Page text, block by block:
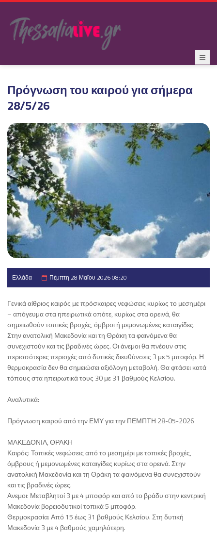
Πρόγνωση του καιρού για σήμερα
28/5/26
Ελλάδα Πέμπτη 28 Μαΐου 2026 08:20
Γενικά αίθριος καιρός με πρόσκαιρες νεφώσεις κυρίως το μεσημέρι
– απόγευμα στα ηπειρωτικά οπότε, κυρίως στα ορεινά, θα
σημειωθούν τοπικές βροχές, όμβροι ή μεμονωμένες καταιγίδες.
Στην ανατολική Μακεδονία και τη Θράκη τα φαινόμενα θα
συνεχιστούν και τις βραδινές ώρες. Οι άνεμοι θα πνέουν στις
περισσότερες περιοχές από δυτικές διευθύνσεις 3 με 5 μποφόρ. Η
θερμοκρασία δεν θα σημειώσει αξιόλογη μεταβολή. Θα φτάσει κατά
τόπους στα ηπειρωτικά τους 30 με 31 βαθμούς Κελσίου.
Αναλυτικά:
Πρόγνωση καιρού από την ΕΜΥ για την ΠΕΜΠΤΗ 28-05-2026
ΜΑΚΕΔΟΝΙΑ, ΘΡΑΚΗ
Καιρός: Τοπικές νεφώσεις από το μεσημέρι με τοπικές βροχές,
όμβρους ή μεμονωμένες καταιγίδες κυρίως στα ορεινά. Στην
ανατολική Μακεδονία και τη Θράκη τα φαινόμενα θα συνεχιστούν
και τις βραδινές ώρες.
Ανεμοι: Μεταβλητοί 3 με 4 μποφόρ και από το βράδυ στην κεντρική
Μακεδονία βορειοδυτικοί τοπικά 5 μποφόρ.
Θερμοκρασία: Από 15 έως 31 βαθμούς Κελσίου. Στη δυτική
Μακεδονία 3 με 4 βαθμούς χαμηλότερη.